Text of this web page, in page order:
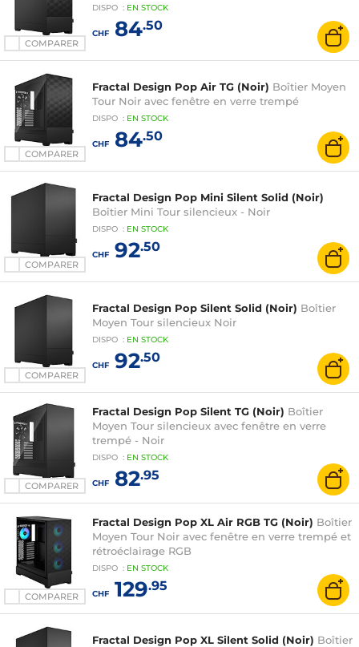
COMPARER
DISPO : EN STOCK
CHF84.50
COMPARER
Fractal Design Pop Air TG (Noir) Boîtier Moyen
Tour Noir avec fenêtre en verre trempé
DISPO : EN STOCK
CHF84.50
COMPARER
Fractal Design Pop Mini Silent Solid (Noir)
Boîtier Mini Tour silencieux - Noir
DISPO : EN STOCK
CHF92.50
COMPARER
Fractal Design Pop Silent Solid (Noir) Boîtier
Moyen Tour silencieux Noir
DISPO : EN STOCK
CHF92.50
COMPARER
Fractal Design Pop Silent TG (Noir) Boîtier
Moyen Tour silencieux avec fenêtre en verre
trempé - Noir
DISPO : EN STOCK
CHF82.95
COMPARER
Fractal Design Pop XL Air RGB TG (Noir) Boîtier
Moyen Tour Noir avec fenêtre en verre trempé et
rétroéclairage RGB
DISPO : EN STOCK
CHF129.95
Fractal Design Pop XL Silent Solid (Noir) Boîtier